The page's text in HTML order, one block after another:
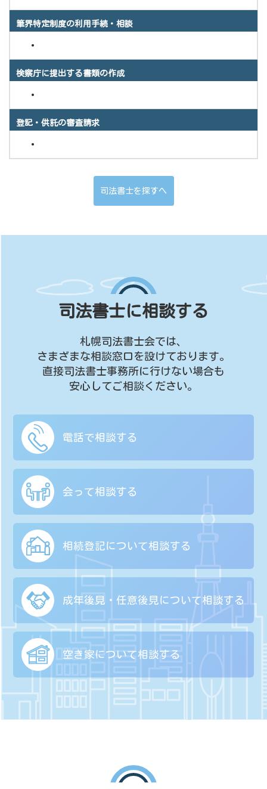
筆界特定制度の利用手続・相談
検察庁に提出する書類の作成
登記・供託の審査請求
司法書士を探すへ
司法書士に相談する
札幌司法書士会では、
さまざまな相談窓口を設けております。
直接司法書士事務所に行けない場合も
安心してご相談ください。
電話で相談する
会って相談する
相続登記について相談する
成年後見・任意後見について相談する
空き家について相談する